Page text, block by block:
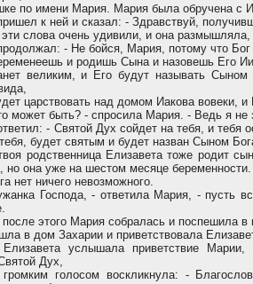
по имени Мария. Мария была обручена с
к ней и сказал: - Здравствуй,
слова очень удивили, и она размышляла,
- Не бойся, Мария, потому что Бог
и родишь Сына и назовешь Его
великим, и Его будут называть
царствовать над домом Иакова вовеки, и
может быть? - спросила Мария. - Ведь я не
- Святой Дух сойдет на тебя, и тебя
будет святым и будет назван Сыном
родственница Елизавета тоже родит
но она уже на шестом месяце беременности.
нет ничего невозможного.
Господа, - ответила Мария, - пусть
после этого Мария собралась и поспешила
в дом Захарии и приветствовала
услышала приветствие
Дух,
голосом воскликнула: -